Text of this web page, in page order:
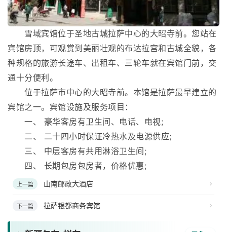
雪域宾馆位于圣地古城拉萨中心的大昭寺前。您站在
宾馆房顶，可观赏到美丽壮观的布达拉宫和古城全貌，各
种规格的旅游长途车、出租车、三轮车就在宾馆门前，交
通十分便利。
位于拉萨市中心的大昭寺前。本馆是拉萨最早建立的
宾馆之一。宾馆设施及服务项目：
一、 豪华客房有卫生间、电话、电视;
二、 二十四小时保证冷热水及电源供应;
三、 中层客房有共用淋浴卫生间;
四、 长期包房包房者，价格优惠;
上一篇 山南邮政大酒店
下一篇 拉萨银都商务宾馆